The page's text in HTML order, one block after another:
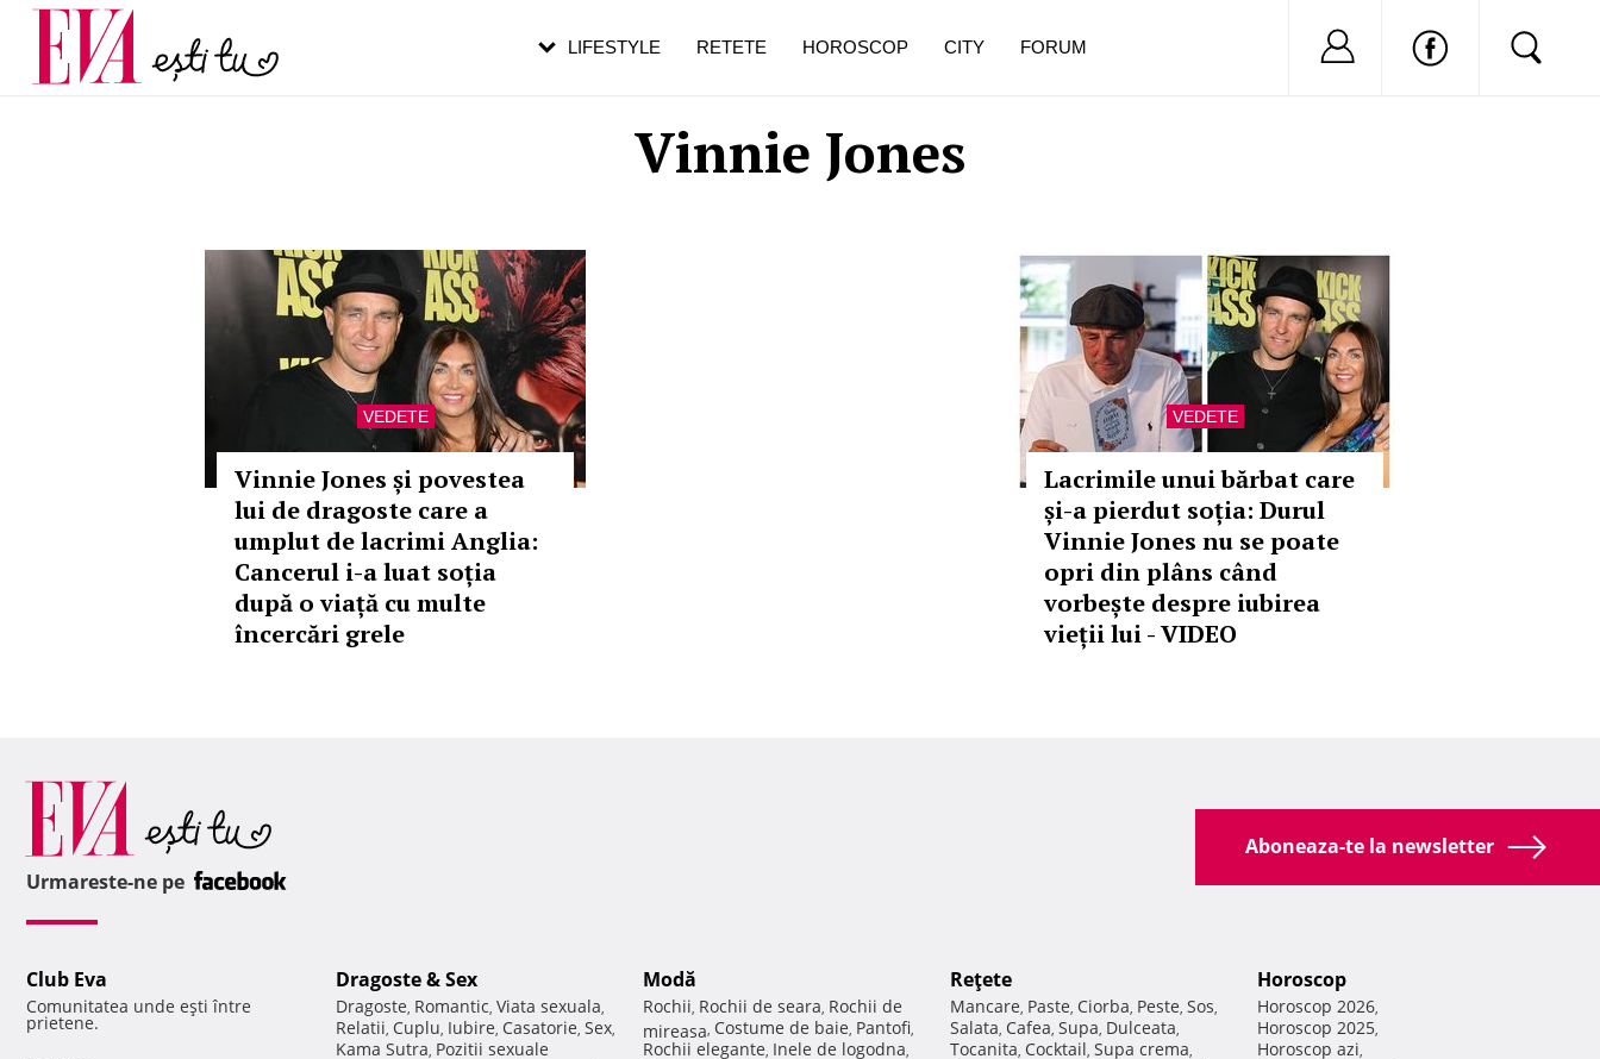
Vinnie Jones
VEDETE
Vinnie Jones și povestea
lui de dragoste care a
umplut de lacrimi Anglia:
Cancerul i-a luat soția
după o viață cu multe
încercări grele
VEDETE
Lacrimile unui bărbat care
și-a pierdut soția: Durul
Vinnie Jones nu se poate
opri din plâns când
vorbește despre iubirea
vieții lui - VIDEO
LIFESTYLE RETETE HOROSCOP CITY FORUM Nu ai cont?
Carieră
Actualitate
pe măsură ce înaintezi în vârstă
de dureroasă este investigația
Aboneaza-te la newsletter
Urmareste-ne pe
Club Eva
Comunitatea unde eşti între
prietene.
Dragoste & Sex
Dragoste, Romantic, Viata sexuala,
Relatii, Cuplu, Iubire, Casatorie, Sex,
Kama Sutra, Pozitii sexuale
Modă
Rochii, Rochii de seara, Rochii de
mireasa, Costume de baie, Pantofi,
Rochii elegante, Inele de logodna,
Reţete
Mancare, Paste, Ciorba, Peste, Sos,
Salata, Cafea, Supa, Dulceata,
Tocanita, Cocktail, Supa crema,
Horoscop
Horoscop 2026,
Horoscop 2025,
Horoscop azi,